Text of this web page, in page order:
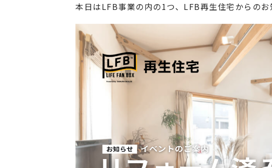
本日はLFB事業の内の1つ、LFB再生住宅からのお